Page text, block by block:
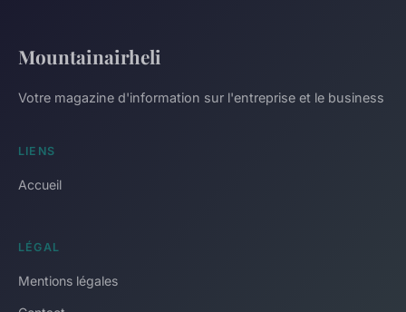
Mountainairheli
Votre magazine d'information sur l'entreprise et le business
LIENS
Accueil
LÉGAL
Mentions légales